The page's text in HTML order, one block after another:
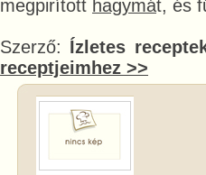
megpirított hagymát, és
Szerző: Ízletes
receptjeimhez >>